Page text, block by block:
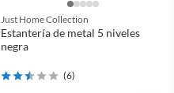
Just Home Collection
Estantería de metal 5 niveles
negra
(6)